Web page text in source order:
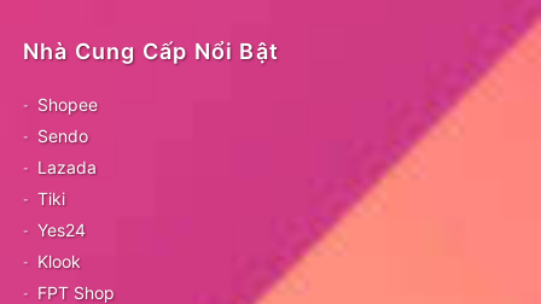
Nhà Cung Cấp Nổi Bật
Shopee
Sendo
Lazada
Tiki
Yes24
Klook
FPT Shop